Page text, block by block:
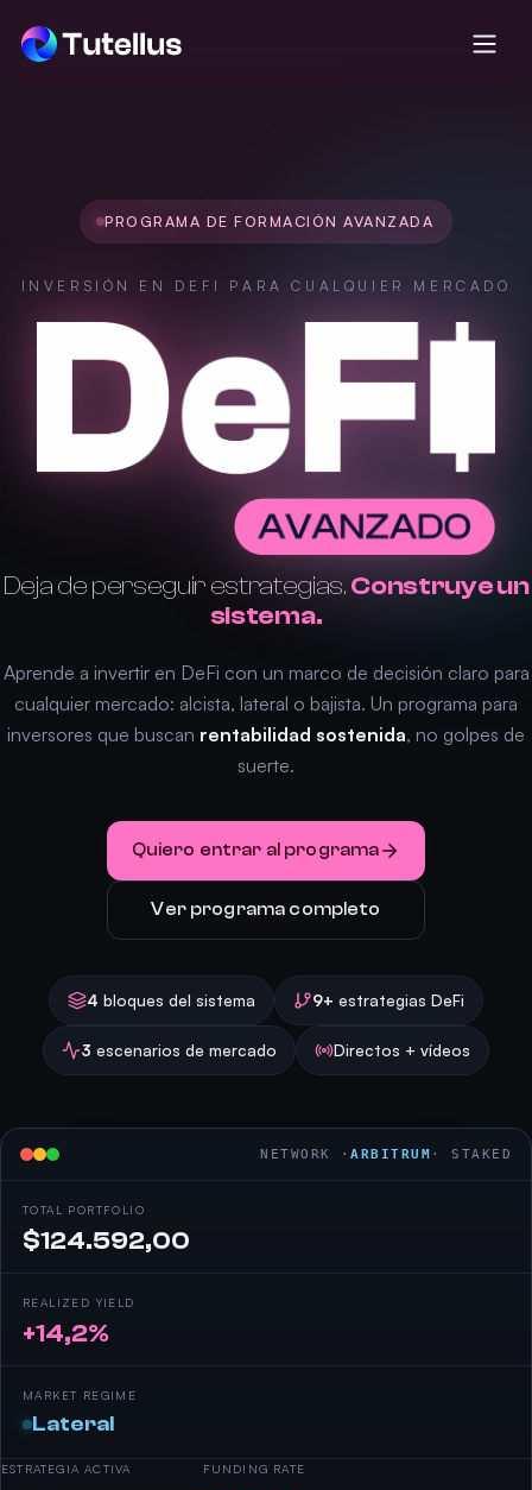
PROGRAMA DE FORMACIÓN AVANZADA
INVERSIÓN EN DEFI PARA CUALQUIER MERCADO
DeFi
Deja de perseguir estrategias.Construye un
sistema.
Aprende a invertir en DeFi con un marco de decisión claro para
cualquier mercado: alcista, lateral o bajista. Un programa para
inversores que buscan rentabilidad sostenida, no golpes de
suerte.
Quiero entrar al programa
Ver programa completo
4 bloques del sistema 9+ estrategias DeFi
3 escenarios de mercado Directos + vídeos
NETWORK ·ARBITRUM · STAKED
TOTAL PORTFOLIO
$124.592,00
REALIZED YIELD
+14,2%
MARKET REGIME
Lateral
ESTRATEGIA ACTIVA FUNDING RATE